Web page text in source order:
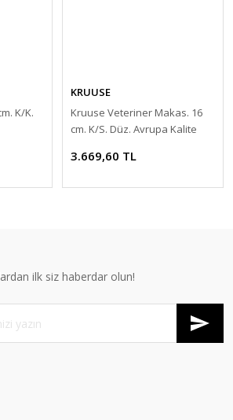
K/K.
KRUUSE
Kruuse Veteriner Makas. 16
cm. K/S. Düz. Avrupa Kalite
3.669,60 TL
ilk siz haberdar olun!